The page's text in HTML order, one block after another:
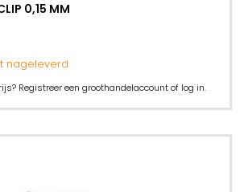
0,15 MM
nageleverd
Registreer een groothandelaccount of log in.